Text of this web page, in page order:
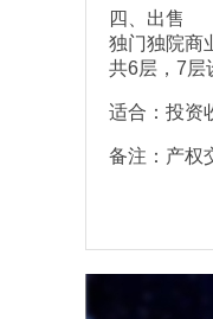
四、出售
独门独院商
共6层，7层
适合：投资
备注：产权